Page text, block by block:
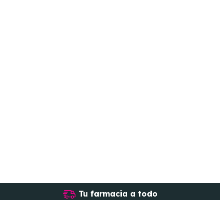
Tu farmacia a todo